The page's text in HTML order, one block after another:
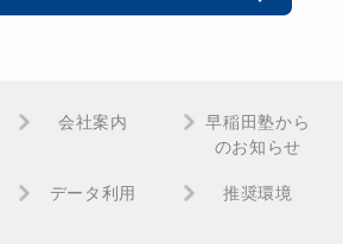
会社案内
早稲田塾から
のお知らせ
データ利用 推奨環境